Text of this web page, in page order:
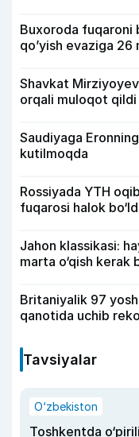
Buxoroda fuqaroni
qo’yish evaziga 26
Shavkat
orqali muloqot qildi
Saudiyaga
kutilmoqda
Rossiyada YTH
fuqarosi halok
Jahon klassikasi:
marta o‘qish kerak
Britaniyalik 97
qanotida uchib
Tavsiyalar
O‘zbekiston
Toshkentda